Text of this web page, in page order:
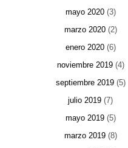
mayo 2020(3)
marzo 2020(2)
enero 2020(6)
noviembre 2019(4)
septiembre 2019(5)
julio 2019 (7)
mayo 2019(5)
marzo 2019(8)